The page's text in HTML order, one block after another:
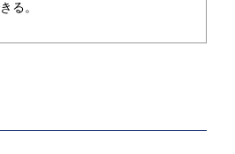
る。